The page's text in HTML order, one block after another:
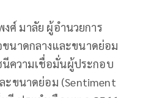
ศ์ มาลัย ผู้อำนวยการ
ขนาดกลางและขนาดย่อม
นีความเชื่อมั่นผู้ประกอบ
ะขนาดย่อม (Sentiment